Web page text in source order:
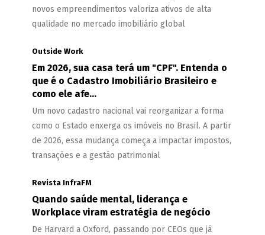
novos empreendimentos valoriza ativos de alta
qualidade no mercado imobiliário global
Outside Work
Em 2026, sua casa terá um "CPF". Entenda o
que é o Cadastro Imobiliário Brasileiro e
como ele afe...
Um novo cadastro nacional vai reorganizar a forma
como o Estado enxerga os imóveis no Brasil. A partir
de 2026, essa mudança começa a impactar impostos,
transações e a gestão patrimonial
Revista InfraFM
Quando saúde mental, liderança e
Workplace viram estratégia de negócio
De Harvard a Oxford, passando por CEOs que já